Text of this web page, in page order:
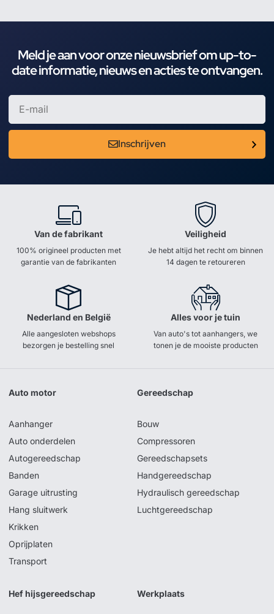
Meld je aan voor onze nieuwsbrief om up-to-
date informatie, nieuws en acties te ontvangen.
Inschrijven
Van de fabrikant
100% origineel producten met
garantie van de fabrikanten
Veiligheid
Je hebt altijd het recht om binnen
14 dagen te retoureren
Nederland en België
Alle aangesloten webshops
bezorgen je bestelling snel
Alles voor je tuin
Van auto's tot aanhangers, we
tonen je de mooiste producten
Auto motor
Aanhanger
Auto onderdelen
Autogereedschap
Banden
Garage uitrusting
Hang sluitwerk
Krikken
Oprijplaten
Transport
Gereedschap
Bouw
Compressoren
Gereedschapsets
Handgereedschap
Hydraulisch gereedschap
Luchtgereedschap
Hef hijsgereedschap Werkplaats